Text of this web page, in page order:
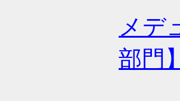
メデ
部門